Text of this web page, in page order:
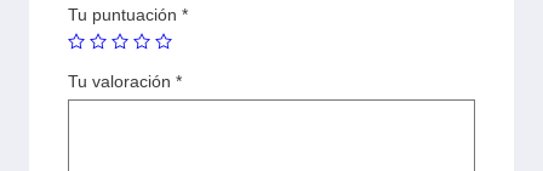
Tu puntuación *
Tu valoración *